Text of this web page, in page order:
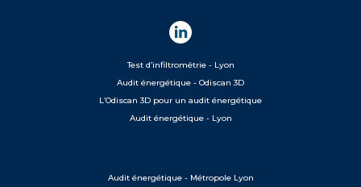
Test d’infiltrométrie - Lyon
Audit énergétique - Odiscan 3D
L’Odiscan 3D pour un audit énergétique
Audit énergétique - Lyon
Audit énergétique - Métropole Lyon